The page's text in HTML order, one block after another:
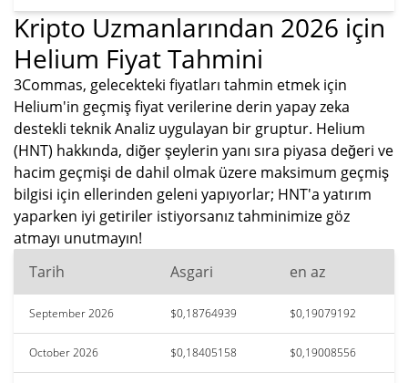
Kripto Uzmanlarından 2026 için
Helium Fiyat Tahmini
3Commas, gelecekteki fiyatları tahmin etmek için
Helium'in geçmiş fiyat verilerine derin yapay zeka
destekli teknik Analiz uygulayan bir gruptur. Helium
(HNT) hakkında, diğer şeylerin yanı sıra piyasa değeri ve
hacim geçmişi de dahil olmak üzere maksimum geçmiş
bilgisi için ellerinden geleni yapıyorlar; HNT'a yatırım
yaparken iyi getiriler istiyorsanız tahminimize göz
atmayı unutmayın!
Tarih
Asgari en az
September 2026 $0,18764939 $0,19079192
October 2026 $0,18405158 $0,19008556